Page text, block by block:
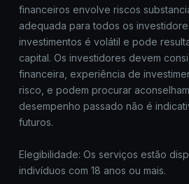
financeiros envolve riscos
adequada para todos os
investimentos é volátil e pode
capital. Os investidores devem
financeira, experiência de
risco, e podem procurar
desempenho passado não é
futuros.
Elegibilidade: Os serviços estão
indivíduos com 18 anos ou mais.